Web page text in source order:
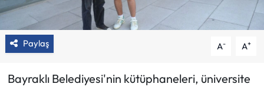
Paylaş A- A+
Bayraklı Belediyesi'nin kütüphaneleri, üniversite